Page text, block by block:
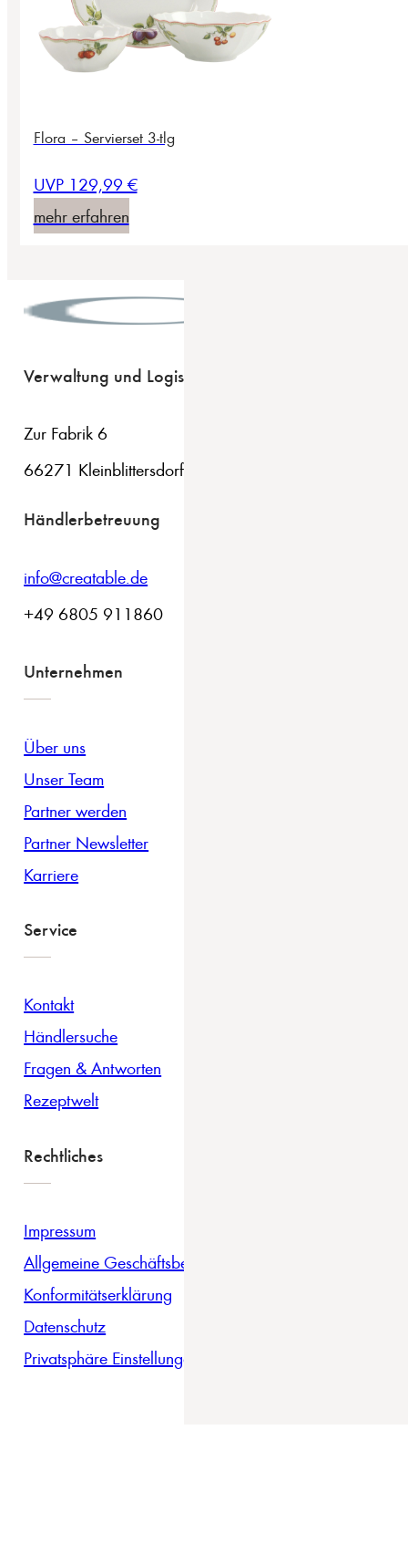
Flora – Servierset 3-tlg
UVP 129,99 €
mehr erfahren
Verwaltung und Logistik
Zur Fabrik 6
66271 Kleinblittersdorf
Händlerbetreuung
info@creatable.de
+49 6805 911860
Unternehmen
Über uns
Unser Team
Partner werden
Partner Newsletter
Karriere
Service
Kontakt
Händlersuche
Fragen & Antworten
Rezeptwelt
Rechtliches
Impressum
Allgemeine Geschäftsbedingungen
Konformitätserklärung
Datenschutz
Privatsphäre Einstellungen